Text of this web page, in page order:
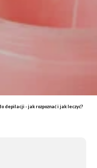
depilacji - jak rozpoznać i jak leczyć?